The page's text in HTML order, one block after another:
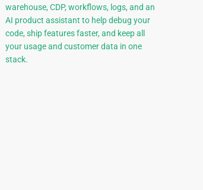
warehouse, CDP, workflows, logs, and an
AI product assistant to help debug your
code, ship features faster, and keep all
your usage and customer data in one
stack.